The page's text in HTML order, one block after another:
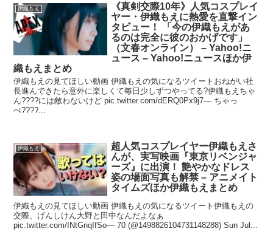
伊織もえ
《真剣交際10年》人気コスプレイ
ヤー・伊織もえに熱愛を直撃イン
タビュー！ 「今の伊織もえがあ
るのは完全に彼のおかげです」
（文春オンライン） – Yahoo!ニ
ュース – Yahoo!ニュースほか伊
織もえまとめ
伊織もえの見てほしい動画 伊織もえの気になるツイートおねがい社
長進んできたら意外に楽しくて毎日少しずつやってる?伊織もえちゃ
ん????には敵わないけど pic.twitter.com/dERQ0Px9j7— ちゃっ
ぺ????...
伊織もえ
超人気コスプレイヤー伊織もえさ
んが、実写映画『東京リベンジャ
ーズ』に出演！ 艶やかなドレス
姿の場面写真も解禁 – アニメイト
タイムズほか伊織もえまとめ
伊織もえの見てほしい動画 伊織もえの気になるツイート伊織もえの
交際、げんしけん大野と田中なんだよなぁ
pic.twitter.com/INtGnqIfSo— 70 (@1498826104731148288) Sun Jul...